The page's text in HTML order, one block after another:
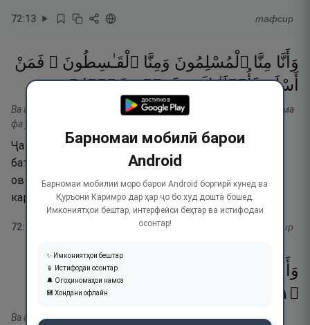
72:13 тафсир
وَأَنَّا مِنَّا ٱلْمُسْلِمُونَ وَمِنَّا ٱلْقَـٰسِطُونَ ۖ فَمَنْ
أَسْلَمَ فَأُو۟لَـٰٓئِكَ تَحَرَّوْا۟ رَشَدًۭا ۝١٤
Ва анна минна-л-муслимуна ва минна-л-қоситун. Фа ман аслама
фа улаика таҳаррав рашада.
Ҷа ба дурустӣ (ки) баъзе аз мо мусалмонанд ва
баъзе аз мо гунаҳгоранд, пас, касоне Ислом
оварданд, роҳи рост (ҳақ)-ро шинохта (ихтиёр
кард)-анд.
72: тафсир
وَأَمَّا لِجَهَنَّمَ حَطَبًۭا
۝ ١٥
Ва амма-л-қоситуна фа кану ли Ҷаҳаннама ҳатаба.
Барномаи мобилӣ барои
Android
Барномаи мобилии моро барои Android боргирӣ кунед ва
Қуръони Каримро дар ҳар ҷо бо худ дошта бошед.
Имкониятҳои бештар, интерфейси беҳтар ва истифодаи
осонтар!
✨ Имкониятҳои бештар
📱 Истифодаи осонтар
🔔 Огоҳиномаҳои намоз
💾 Хондани офлайн